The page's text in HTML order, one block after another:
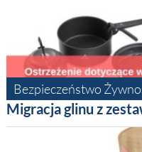
Bezpieczeństwo
Migracja glinu z